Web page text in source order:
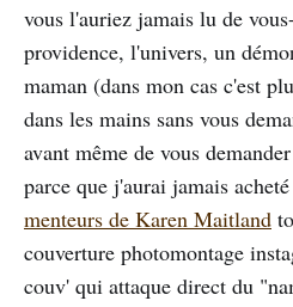
vous l'auriez jamais lu de
providence, l'univers, un
maman (dans mon cas c'est
dans les mains sans vous
avant même de vous
parce que j'aurai jamais acheté
menteurs de Karen Maitland
couverture photomontage
couv' qui attaque direct du